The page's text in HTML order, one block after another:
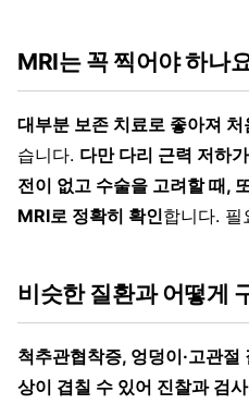
MRI는 꼭 찍어야 하나
대부분 보존 치료로 좋아져
습니다. 다만 다리 근력 저하
전이 없고 수술을 고려할 때,
MRI로 정확히 확인합니다. 필
비슷한 질환과 어떻게
척추관협착증, 엉덩이·고관
상이 겹칠 수 있어 진찰과 검